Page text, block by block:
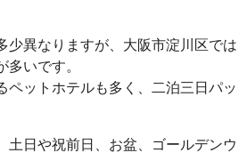
少異なりますが、大阪市淀川区では
多いです。
ペットホテルも多く、二泊三日パッ
土日や祝前日、お盆、ゴールデンウ